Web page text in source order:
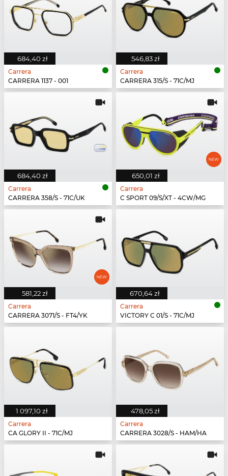
684,40 zł
Carrera
CARRERA 1137 - 001
546,83 zł
Carrera
CARRERA 315/S - 71C/MJ
684,40 zł
Carrera
CARRERA 358/S - 71C/UK
650,01 zł
Carrera
C SPORT 09/S/XT - 4CW/MG
581,22 zł
Carrera
CARRERA 3071/S - FT4/YK
670,64 zł
Carrera
VICTORY C 01/S - 71C/MJ
1 097,10 zł
Carrera
CA GLORY II - 71C/MJ
478,05 zł
Carrera
CARRERA 3028/S - HAM/HA